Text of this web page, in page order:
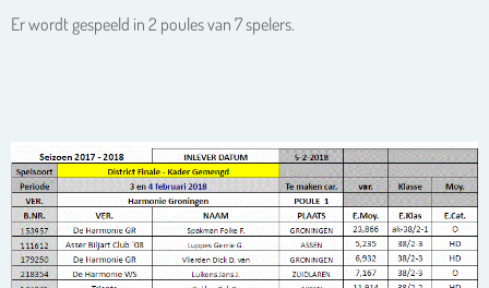
Er wordt gespeeld in 2 poules van 7 spelers.